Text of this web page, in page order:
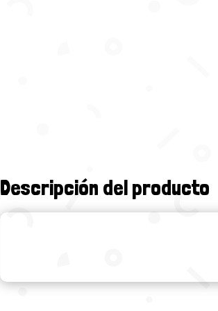
Descripción del producto